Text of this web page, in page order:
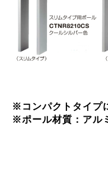
※コンパクトタイプ
※ポール材質：アル